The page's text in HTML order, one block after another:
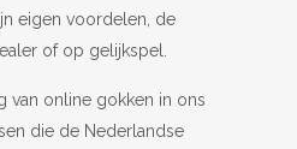
eigen voordelen, de
of op gelijkspel.
van online gokken in ons
die de Nederlandse